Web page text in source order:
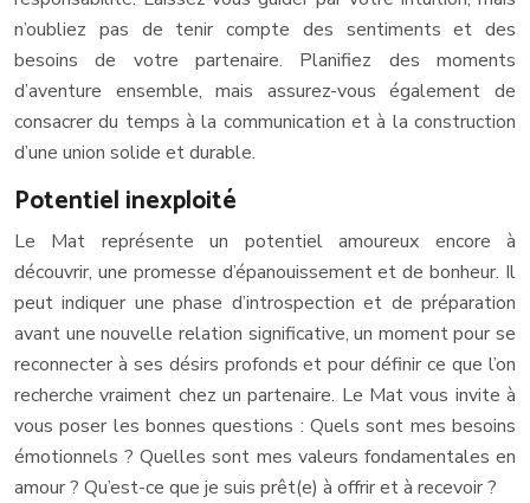
n’oubliez pas de tenir compte des sentiments et des
besoins de votre partenaire. Planifiez des moments
d’aventure ensemble, mais assurez-vous également de
consacrer du temps à la communication et à la construction
d’une union solide et durable.
Potentiel inexploité
Le Mat représente un potentiel amoureux encore à
découvrir, une promesse d’épanouissement et de bonheur. Il
peut indiquer une phase d’introspection et de préparation
avant une nouvelle relation significative, un moment pour se
reconnecter à ses désirs profonds et pour définir ce que l’on
recherche vraiment chez un partenaire. Le Mat vous invite à
vous poser les bonnes questions : Quels sont mes besoins
émotionnels ? Quelles sont mes valeurs fondamentales en
amour ? Qu’est-ce que je suis prêt(e) à offrir et à recevoir ?